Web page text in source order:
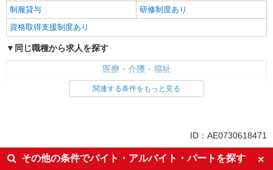
制服貸与
研修制度あり
資格取得支援制度あり
同じ職種から求人を探す
医療・介護・福祉
看護師・保健師・看護助手・助産師
ボーナス・賞与あり
車通勤OK
交通費支給
社会保険あり
関連する条件をもっと見る
ID：AE0730618471
その他の条件でバイト・アルバイト・パートを探す